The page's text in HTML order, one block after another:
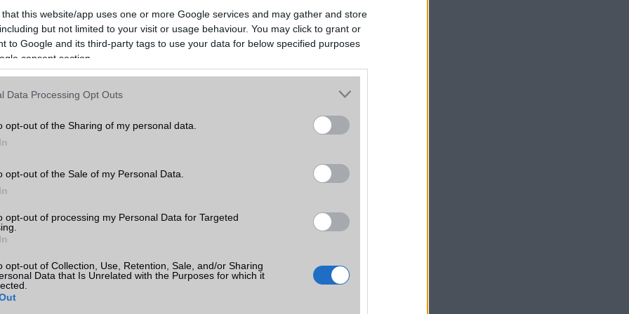
that this website/app uses one or more Google services and may gather and store
but not limited to your visit or usage behaviour. You may click to grant or
to Google and its third-party tags to use your data for below specified purposes
consent section.
Data Processing Opt Outs
opt-out of the Sharing of my personal data.
opt-out of the Sale of my Personal Data.
opt-out of processing my Personal Data for Targeted
opt-out of Collection, Use, Retention, Sale, and/or Sharing
Data that Is Unrelated with the Purposes for which it
Edge (2022) egyetlen színben jelenik meg, bár a telefon a közeljövőben
lehet. Ezenkívül a Motorola még nem erősítette meg hivatalosan az
állást, de biztosak lehetünk benne, hogy a következő hetekben többet